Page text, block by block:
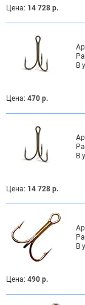
Цена: 14 728 р.
В
Цена: 470 р.
В
Цена: 14 728 р.
В
Цена: 490 р.